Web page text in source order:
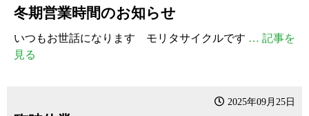
冬期営業時間のお知らせ
いつもお世話になります モリタサイクルです … 記事を
見る
2025年09月25日